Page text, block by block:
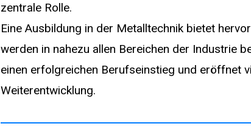
zentrale Rolle.
Eine Ausbildung in der Metalltechnik bietet
werden in nahezu allen Bereichen der Industrie
einen erfolgreichen Berufseinstieg und eröffnet
Weiterentwicklung.